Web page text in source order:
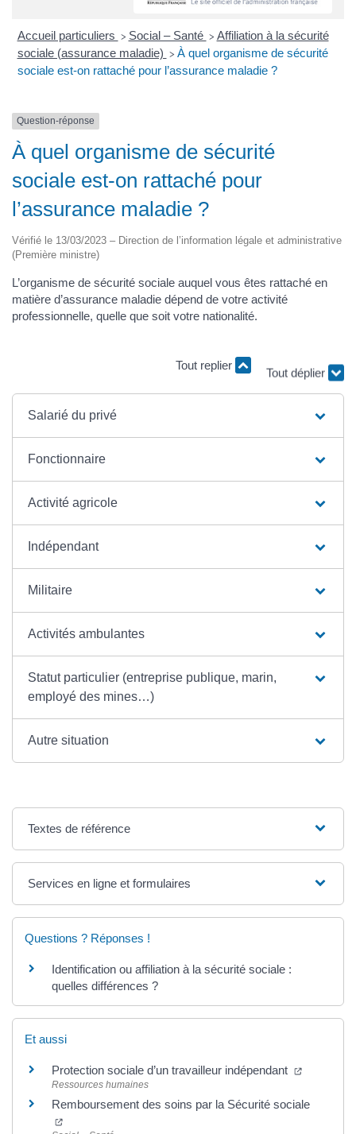
Accueil particuliers > Social – Santé > Affiliation à la sécurité
sociale (assurance maladie) > À quel organisme de sécurité
sociale est-on rattaché pour l’assurance maladie ?
Question-réponse
À quel organisme de sécurité
sociale est-on rattaché pour
l’assurance maladie ?
Vérifié le 13/03/2023 – Direction de l’information légale et administrative
(Première ministre)
L’organisme de sécurité sociale auquel vous êtes rattaché en
matière d’assurance maladie dépend de votre activité
professionnelle, quelle que soit votre nationalité.
Tout replier
Tout déplier
Salarié du privé
Fonctionnaire
Activité agricole
Indépendant
Militaire
Activités ambulantes
Statut particulier (entreprise publique, marin,
employé des mines…)
Autre situation
Textes de référence
Services en ligne et formulaires
Questions ? Réponses !
Identification ou affiliation à la sécurité sociale :
quelles différences ?
Et aussi
Protection sociale d’un travailleur indépendant
Ressources humaines
Remboursement des soins par la Sécurité sociale